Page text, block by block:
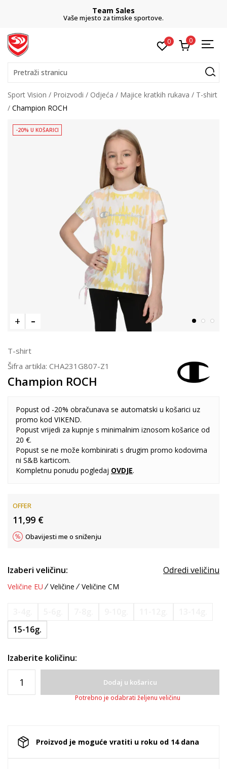
Team Sales
Vaše mjesto za timske sportove.
0 0
Pretraži stranicu
Sport Vision Proizvodi Odjeća Majice kratkih rukava
T-shirt
Champion ROCH
-20% U KOŠARICI
T-shirt
Šifra artikla: CHA231G807-Z1
Champion ROCH
Popust od -20% obračunava se automatski u košarici uz
promo kod VIKEND.
Popust vrijedi za kupnje s minimalnim iznosom košarice od
20 €.
Popust se ne može kombinirati s drugim promo kodovima
ni S&B karticom.
Kompletnu ponudu pogledaj OVDJE.
OFFER
11,99 €
Obavijesti me o sniženju
Izaberi veličinu: Odredi veličinu
Veličine EU Veličine Veličine CM
15-16g.
Izaberite količinu:
Dodaj u košaricu
Potrebno je odabrati željenu veličinu
Proizvod je moguće vratiti u roku od 14 dana